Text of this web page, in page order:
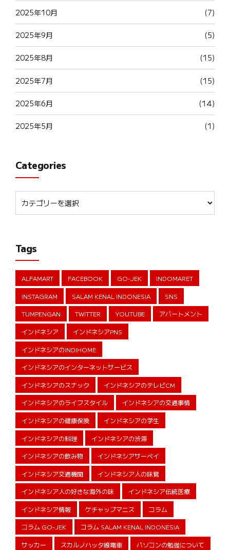
2025年10月 (7)
2025年9月 (5)
2025年8月 (15)
2025年7月 (15)
2025年6月 (14)
2025年5月 (1)
Categories
Tags
ALFAMART FACEBOOK GO-JEK INDOMARET
INSTAGRAM SALAM KENAL INDONESIA SNS
TUMPENGAN TWITTER YOUTUBE アパートメント
インドネシア インドネシアPNS
インドネシアのINDIHOME
インドネシアのインターネットサービス
インドネシアのスナック インドネシアのテレビCM
インドネシアのライフスタイル インドネシアの交通事情
インドネシアの健康保険 インドネシアの学生
インドネシアの料理 インドネシアの渋滞
インドネシアの飲み物 インドネシアサーベイ
インドネシア交通機関 インドネシア人の味覚
インドネシア人の好きな海外の味 インドネシア伝統医療
インドネシア情報 ケチャップマニス コラム
コラム GO-JEK コラム SALAM KENAL INDONESIA
サッカー スカルノハッタ線電車 パソコンの勉強について